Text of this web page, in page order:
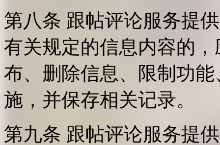
第八条 跟帖评论服务提
有关规定的信息内容的
布、删除信息、限制功
施，并保存相关记录。
第九条 跟帖评论服务提